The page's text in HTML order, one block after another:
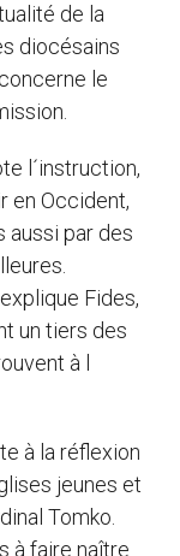
de la
diocésains
le
l´instruction,
en Occident,
aussi par des
Fides,
un tiers des
à l
à la réflexion
jeunes et
Tomko.
à faire naître